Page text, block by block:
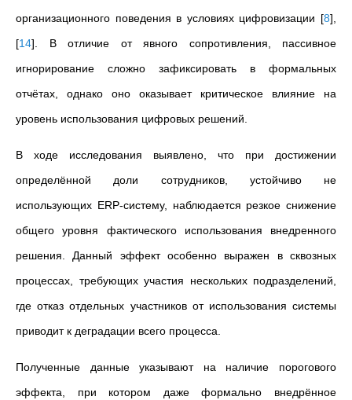
организационного поведения в условиях цифровизации [8]
[14] . В отличие от явного сопротивления, пассивное
игнорирование сложно зафиксировать в формальных
отчётах, однако оно оказывает критическое влияние на
уровень использования цифровых решений.
В ходе исследования выявлено, что при достижении
определённой доли сотрудников, устойчиво не
использующих ERP-систему, наблюдается резкое снижение
общего уровня фактического использования внедренного
решения. Данный эффект особенно выражен в сквозных
процессах, требующих участия нескольких подразделений,
где отказ отдельных участников от использования системы
приводит к деградации всего процесса.
Полученные данные указывают на наличие порогового
эффекта, при котором даже формально внедрённое